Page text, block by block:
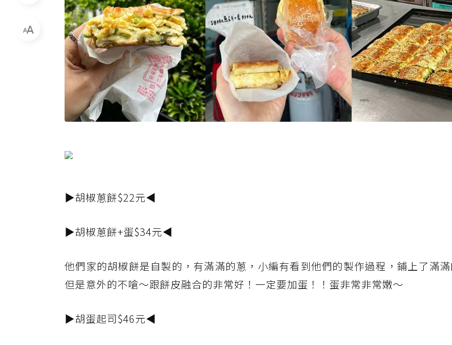
▶胡椒蔥餅$22元◀
▶胡椒蔥餅+蛋$34元◀
他們家的胡椒餅是自製的，有滿滿的蔥，小編有看到他們的製作過程，鋪上了滿
但是意外的不嗆～跟餅皮融合的非常好！一定要加蛋！！蛋非常非常嫩～
▶胡蛋起司$46元◀